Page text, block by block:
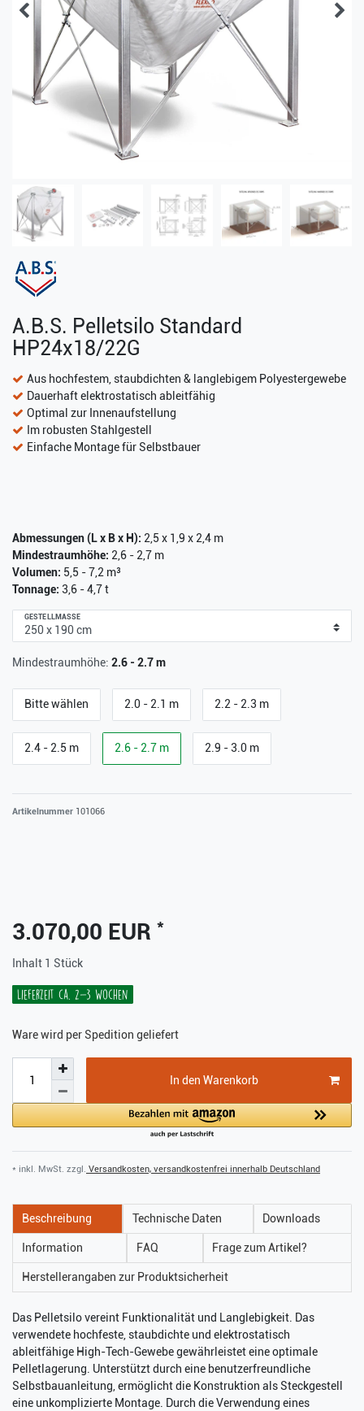
A.B.S. Pelletsilo Standard
HP24x18/22G
Aus hochfestem, staubdichten & langlebigem Polyestergewebe
Dauerhaft elektrostatisch ableitfähig
Optimal zur Innenaufstellung
Im robusten Stahlgestell
Einfache Montage für Selbstbauer
Abmessungen (L x B x H): 2,5 x 1,9 x 2,4 m
Mindestraumhöhe: 2,6 - 2,7 m
Volumen: 5,5 - 7,2 m³
Tonnage: 3,6 - 4,7 t
GESTELLMASSE
Mindestraumhöhe: 2.6 - 2.7 m
Bitte wählen 2.0 - 2.1 m 2.2 - 2.3 m
2.4 - 2.5 m 2.6 - 2.7 m 2.9 - 3.0 m
Artikelnummer 101066
3.070,00 EUR *
Inhalt 1 Stück
Lieferzeit ca. 2-3 Wochen
Ware wird per Spedition geliefert
In den Warenkorb
* inkl. MwSt. zzgl. Versandkosten, versandkostenfrei innerhalb Deutschland
Beschreibung Technische Daten Downloads
Information FAQ Frage zum Artikel?
Herstellerangaben zur Produktsicherheit
Das Pelletsilo vereint Funktionalität und Langlebigkeit. Das
verwendete hochfeste, staubdichte und elektrostatisch
ableitfähige High-Tech-Gewebe gewährleistet eine optimale
Pelletlagerung. Unterstützt durch eine benutzerfreundliche
Selbstbauanleitung, ermöglicht die Konstruktion als Steckgestell
eine unkomplizierte Montage. Durch die Verwendung eines